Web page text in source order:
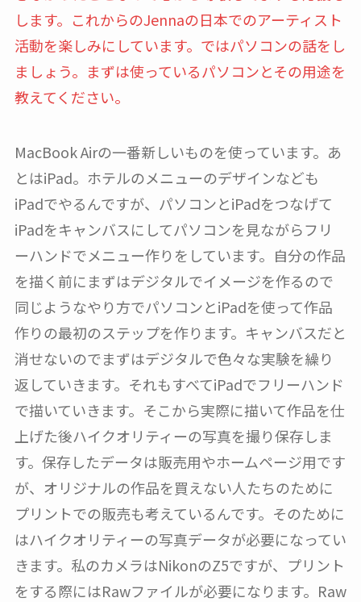
します。これからのJennaの日本でのアーティスト
活動を楽しみにしています。ではパソコンの話をし
ましょう。まずは使っているパソコンとその用途を
教えてください。
MacBook Airの一番新しいものを使っています。あ
とはiPad。ホテルのメニューのデザインなども
iPadでやるんですが、パソコンとiPadをつなげて
iPadをキャンバスにしてパソコンを見ながらフリ
ーハンドでメニュー作りをしています。自分の作品
を描く前にまずはデジタルでイメージを作るので
同じようなやり方でパソコンとiPadを使って作品
作りの最初のステップを作ります。キャンバスだと
消せないのでまずはデジタルで色々な実験を繰り
返していきます。それもすべてiPadでフリーハンド
で描いていきます。そこから実際に描いて作品を仕
上げた後ハイクオリティーの写真を撮り保存しま
す。保存したデータは販売用やホームページ用です
が、オリジナルの作品を買えない人たちのために
プリントでの販売も考えているんです。そのために
はハイクオリティーの写真データが必要になってい
きます。私のカメラはNikonのZ5ですが、プリント
をする際にはRawファイルが必要になります。Raw